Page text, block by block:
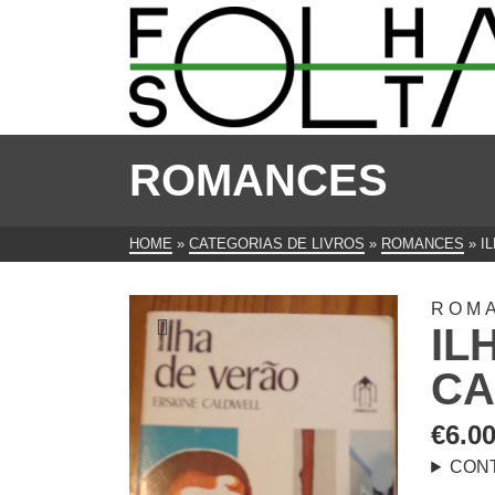
ROMANCES
HOME » CATEGORIAS DE LIVROS » ROMANCES »
€6.00